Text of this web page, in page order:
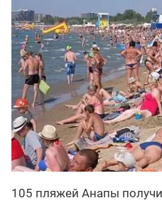
105 пляжей Анапы